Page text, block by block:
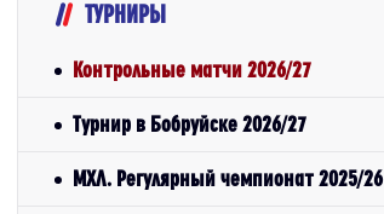
ТУРНИРЫ
Контрольные матчи 2026/27
Турнир в Бобруйске 2026/27
МХЛ. Регулярный чемпионат 2025/26